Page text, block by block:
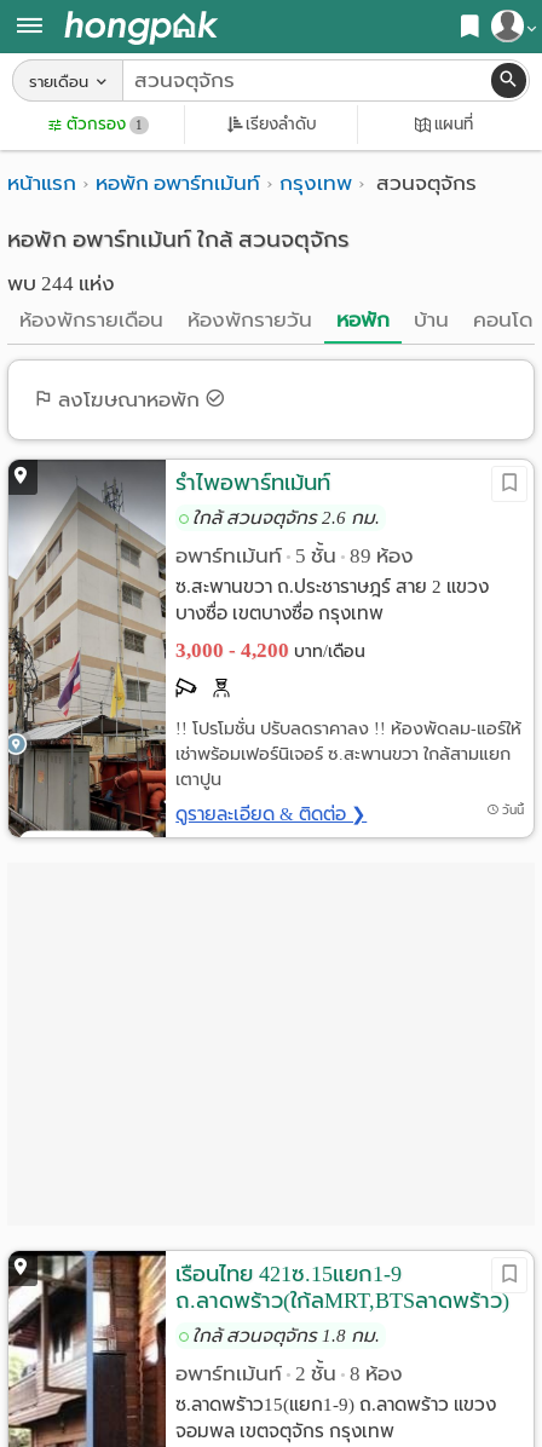
เข้าสู่ระบบ
หน้า
แรก
ค้นหา
หอพัก ใกล้ฉัน
ค้นจากสถานีรถไฟฟ้า
ค้นจากสถานศึกษา
ค้นจากแผนที่
ค้นแบบละเอียด
อ
พาร์
ท
ห้อง
พัก
ราย
เดือน
ห้อง
พัก
ราย
วัน
รายเดือน
ตัวกรอง 1 เรียงลำดับ แผนที่
หน้าแรก หอพัก อพาร์ทเม้นท์ กรุงเทพ สวนจตุจักร
หอพัก อพาร์ทเม้นท์ ใกล้ สวนจตุจักร
พบ 244 แห่ง
ห้องพักรายเดือน
ห้องพักรายวัน หอพัก บ้าน คอนโด
ลงโฆษณาหอพัก
รำไพอพาร์ทเม้นท์
ใกล้ สวนจตุจักร 2.6 กม.
อพาร์ทเม้นท์ • 5 ชั้น • 89 ห้อง
ซ.สะพานขวา ถ.ประชาราษฎร์ สาย 2 แขวง
บางซื่อ เขตบางซื่อ กรุงเทพ
3,000 - 4,200 บาท/เดือน
!! โปรโมชั่น ปรับลดราคาลง !! ห้องพัดลม-แอร์ให้
เช่าพร้อมเฟอร์นิเจอร์ ซ.สะพานขวา ใกล้สามแยก
เตาปูน
ดูรายละเอียด & ติดต่อ ❯ วันนี้
เรือนไทย 421ซ.15แยก1-9
ถ.ลาดพร้าว(ใก้ลMRT,BTSลาดพร้าว)
ใกล้ สวนจตุจักร 1.8 กม.
อพาร์ทเม้นท์ • 2 ชั้น • 8 ห้อง
ซ.ลาดพรัาว15(แยก1-9) ถ.ลาดพร้าว แขวง
จอมพล เขตจตุจักร กรุงเทพ